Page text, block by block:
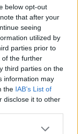
below opt-out
that after your
seeing
utilized by
parties prior to
of the further
third parties on the
information may
the IAB’s List of
disclose it to other